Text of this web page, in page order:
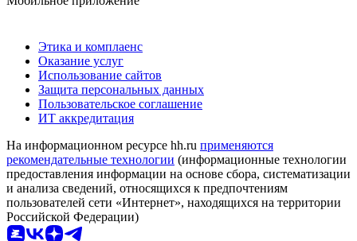
Этика и комплаенс
Оказание услуг
Использование сайтов
Защита персональных данных
Пользовательское соглашение
ИТ аккредитация
На информационном ресурсе hh.ru применяются
рекомендательные технологии (информационные технологии
предоставления информации на основе сбора, систематизации
и анализа сведений, относящихся к предпочтениям
пользователей сети «Интернет», находящихся на территории
Российской Федерации)